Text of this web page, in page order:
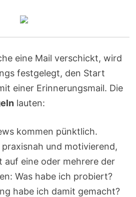
eine Mail verschickt, wird
festgelegt, den Start
einer Erinnerungsmail. Die
lauten:
kommen pünktlich.
und motivierend,
auf eine oder mehrere der
Was habe ich probiert?
habe ich damit gemacht?